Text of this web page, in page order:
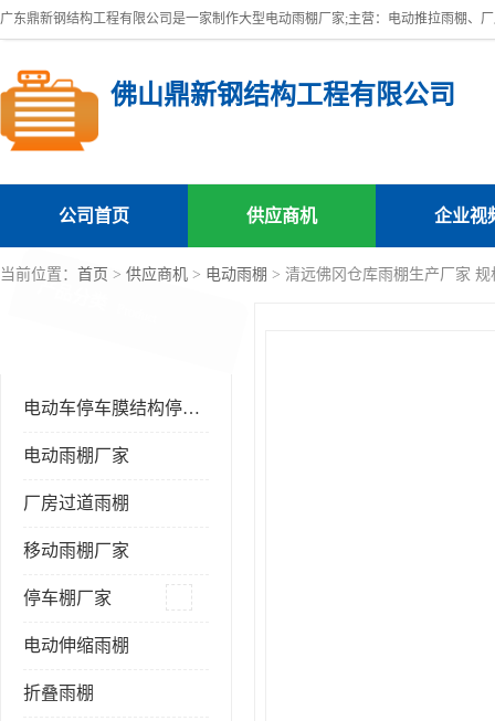
佛山鼎新钢结构工程有限公司
公司首页 供应商机 企业视
当前位置： 首页 > 供应商机 > 电动雨棚 > 清远佛冈仓库雨棚生产厂家 规
电动车停车膜结构停车棚
电动雨棚厂家
厂房过道雨棚
移动雨棚厂家
停车棚厂家
电动伸缩雨棚
折叠雨棚